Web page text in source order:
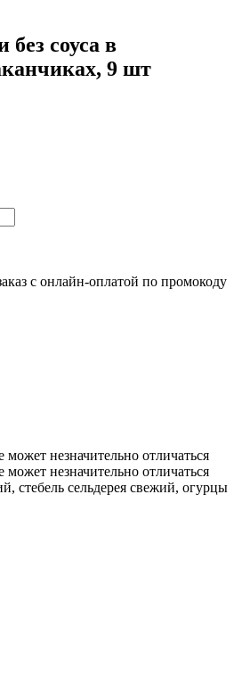
соуса в
9 шт
с онлайн-оплатой по промокоду
незначительно отличаться
незначительно отличаться
стебель сельдерея свежий, огурцы